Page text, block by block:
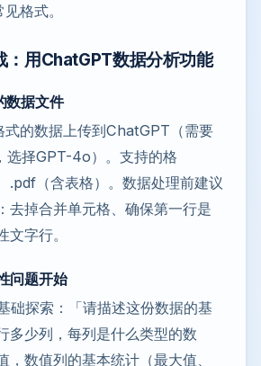
格式。
：用ChatGPT数据分析功能
数据文件
的数据上传到ChatGPT（需要
择GPT-4o）。支持的格
.pdf（含表格）。数据处理前建议
去掉合并单元格、确保第一行是
字行。
问题开始
础探索：「请描述这份数据的基
多少列，每列是什么类型的数
，数值列的基本统计（最大值、